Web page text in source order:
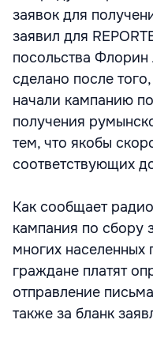
заявок для
заявил для
посольства Флорин
сделано после
начали кампанию
получения
тем, что якобы
соответствующих
Как сообщает
кампания по сбору
многих населенных
граждане платят
отправление
также за бланк